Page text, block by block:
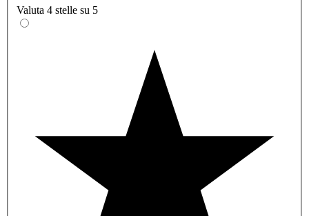
Valuta 4 stelle su 5